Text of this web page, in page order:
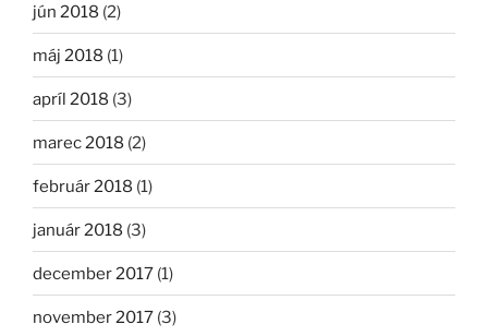
jún 2018 (2)
máj 2018 (1)
apríl 2018 (3)
marec 2018 (2)
február 2018 (1)
január 2018 (3)
december 2017 (1)
november 2017 (3)